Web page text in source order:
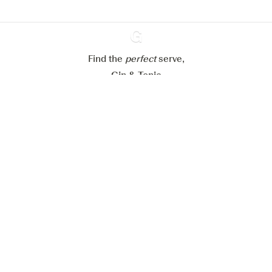
Ginventory
Find the perfectserve,
Gin & Tonic